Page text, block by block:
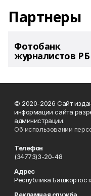
Партнеры
Фотобанк
журналистов РБ
© 2020-2026 Сайт
информации сайта
администрации.
Об использовании
Телефон
(34773)3-20-48
Адрес
Республика